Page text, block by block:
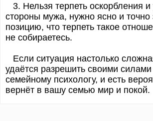
3. Нельзя терпеть оскорбления
стороны мужа, нужно ясно и точно
позицию, что терпеть такое
не собираетесь.
Если ситуация настолько
удаётся разрешить своими силами
семейному психологу, и есть
вернёт в вашу семью мир и покой.